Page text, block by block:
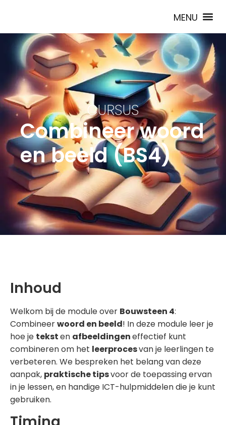
CURSUS
Combineer woord
en beeld (BS4)
Inhoud
Welkom bij de module over Bouwsteen 4:
Combineerwoord en beeld! In deze module leer je
hoe je teksten afbeeldingeneffectief kunt
combineren om het leerprocesvan je leerlingen te
verbeteren. We bespreken het belang van deze
aanpak, praktische tipsvoor de toepassing ervan
in je lessen, en handige ICT-hulpmiddelen die je kunt
gebruiken.